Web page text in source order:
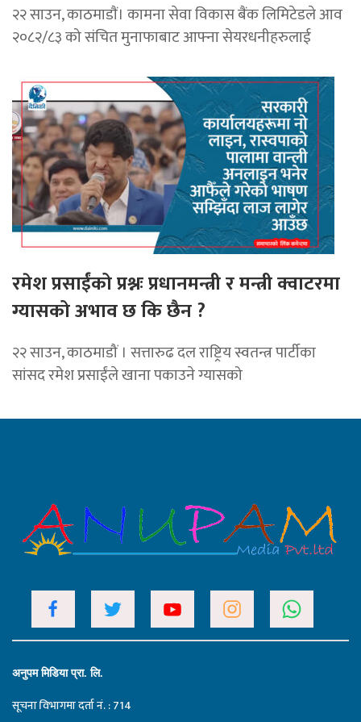
२२ साउन, काठमाडाैं। कामना सेवा विकास बैंक लिमिटेडले आव
२०८२/८३ को संचित मुनाफाबाट आफ्ना सेयरधनीहरुलाई
रमेश प्रसाईंको प्रश्नः प्रधानमन्त्री र मन्त्री क्वाटरमा
ग्यासको अभाव छ कि छैन ?
२२ साउन, काठमाडौं । सत्तारुढ दल राष्ट्रिय स्वतन्त्र पार्टीका
सांसद रमेश प्रसाईंले खाना पकाउने ग्यासको
अनुपम मिडिया प्रा. लि.
सूचना विभागमा दर्ता नं. : 714